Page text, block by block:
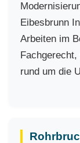
Eibesbrunn
Arbeiten im
rund um die